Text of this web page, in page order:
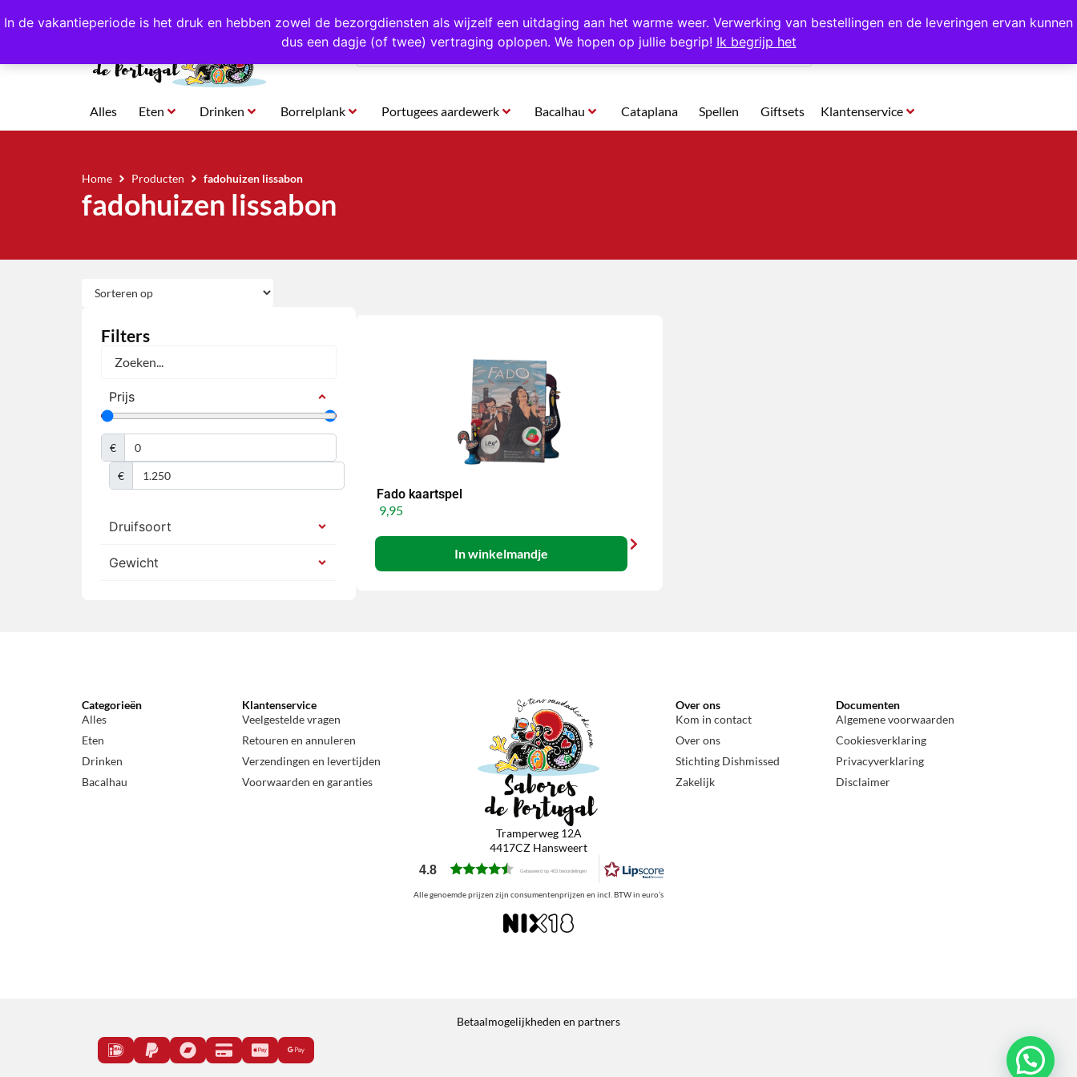
In de vakantieperiode is het druk en hebben zowel de bezorgdiensten als wijzelf een uitdaging aan het warme weer. Verwerking van bestellingen en de leveringen ervan kunnen
dus een dagje (of twee) vertraging oplopen. We hopen op jullie begrip! Ik begrijp het
4,8/5,0 sterren beoordeeld! Eigen import uit Portugal Altijd 1000 verschillende producten op voorraad Gratis op te halen in Hansweert
Alles Eten Drinken Borrelplank Portugees aardewerk Bacalhau Cataplana Spellen Giftsets Klantenservice
Home Producten fadohuizen lissabon
fadohuizen lissabon
Filters
Prijs
€
€
Druifsoort
Gewicht
Fado kaartspel
9,95
In winkelmandje
Categorieën
Alles
Eten
Drinken
Bacalhau
Klantenservice
Veelgestelde vragen
Retouren en annuleren
Verzendingen en levertijden
Voorwaarden en garanties
Tramperweg 12A
4417CZ Hansweert
4.8 Gebaseerd op 403 beoordelingen
Alle genoemde prijzen zijn consumentenprijzen en incl. BTW in euro’s
Over ons
Kom in contact
Over ons
Stichting Dishmissed
Zakelijk
Documenten
Algemene voorwaarden
Cookiesverklaring
Privacyverklaring
Disclaimer
Betaalmogelijkheden en partners